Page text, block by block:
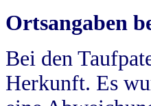
Ortsangaben
Bei den
Herkunft. Es